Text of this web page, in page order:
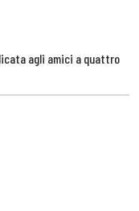
agli amici a quattro